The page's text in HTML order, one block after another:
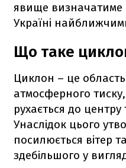
явище визначатиме
Україні
Що таке
Циклон – це
атмосферного тиску,
рухається до центру
Унаслідок цього
посилюється вітер
здебільшого у